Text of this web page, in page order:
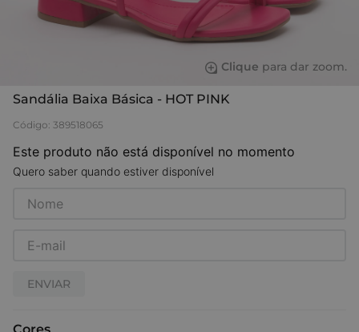
Clique para dar zoom.
Sandália Baixa Básica - HOT PINK
Código: 389518065
Este produto não está disponível no momento
Quero saber quando estiver disponível
ENVIAR